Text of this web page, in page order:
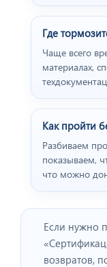
Где
Чаще всего
материалах,
Как пройти
Разбиваем
показываем,
что можно
Если нужно
возвратов,